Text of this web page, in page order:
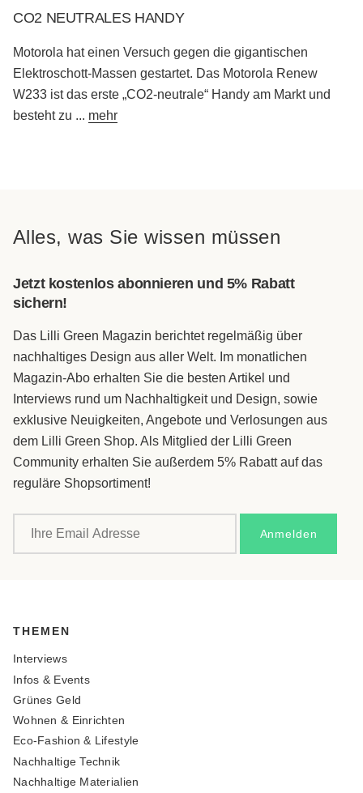
CO2 NEUTRALES HANDY
Motorola hat einen Versuch gegen die gigantischen
Elektroschott-Massen gestartet. Das Motorola Renew
W233 ist das erste „CO2-neutrale“ Handy am Markt und
besteht zu ... mehr
Alles, was Sie wissen müssen
Jetzt kostenlos abonnieren und 5% Rabatt
sichern!
Das Lilli Green Magazin berichtet regelmäßig über
nachhaltiges Design aus aller Welt. Im monatlichen
Magazin-Abo erhalten Sie die besten Artikel und
Interviews rund um Nachhaltigkeit und Design, sowie
exklusive Neuigkeiten, Angebote und Verlosungen aus
dem Lilli Green Shop. Als Mitglied der Lilli Green
Community erhalten Sie außerdem 5% Rabatt auf das
reguläre Shopsortiment!
THEMEN
Interviews
Infos & Events
Grünes Geld
Wohnen & Einrichten
Eco-Fashion & Lifestyle
Nachhaltige Technik
Nachhaltige Materialien